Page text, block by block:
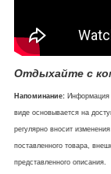
Отдыхайте с
Напоминание: Информация
виде основывается на
регулярно вносит
поставленного товара,
представленного описания.